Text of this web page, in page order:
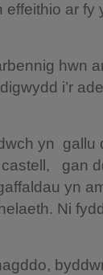
effeithio ar
hwn
i’r
yn gallu
gan
yn
Ni